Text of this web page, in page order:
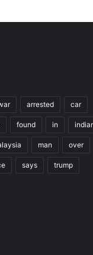
arrested car
found in
man over
says trump